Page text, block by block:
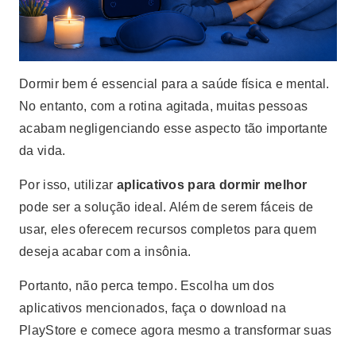
Dormir bem é essencial para a saúde física e mental.
No entanto, com a rotina agitada, muitas pessoas
acabam negligenciando esse aspecto tão importante
da vida.
Por isso, utilizar aplicativos para dormir melhor
pode ser a solução ideal. Além de serem fáceis de
usar, eles oferecem recursos completos para quem
deseja acabar com a insônia.
Portanto, não perca tempo. Escolha um dos
aplicativos mencionados, faça o download na
PlayStore e comece agora mesmo a transformar suas